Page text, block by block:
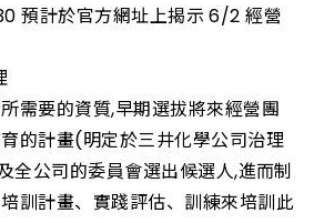
預計於官方網址上揭示 6/2 經營
需要的資質,早期選拔將來經營團
的計畫(明定於三井化學公司治理
全公司的委員會選出候選人,進而制
訓計畫、實踐評估、訓練來培訓此